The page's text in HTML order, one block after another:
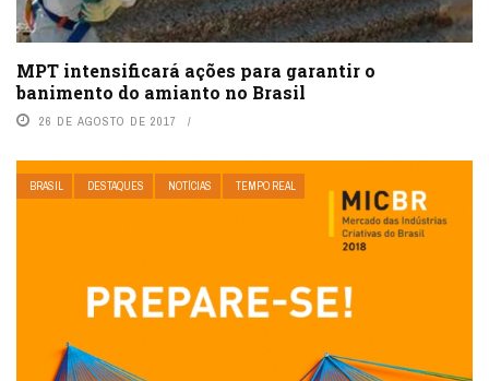
MPT intensificará ações para garantir o
banimento do amianto no Brasil
26 DE AGOSTO DE 2017
BRASIL DESTAQUES NOTÍCIAS TEMPO REAL